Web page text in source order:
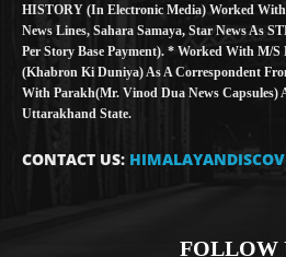
HISTORY (in Electronic Media) Worked
News Lines, Sahara Samaya, Star News As
Per Story Base Payment). * Worked With M/
(Khabron Ki Duniya) As A Correspondent
With Parakh(Mr. Vinod Dua News Capsules)
Uttarakhand State.
CONTACT US:
FOLLOW